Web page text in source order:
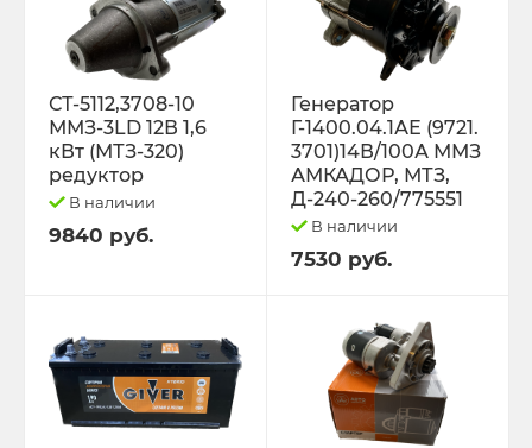
СТ-5112,3708-10
ММЗ-3LD 12В 1,6
кВт (МТЗ-320)
редуктор
В наличии
9840 руб.
Генератор
Г-1400.04.1АЕ (9721.
3701)14В/100А ММЗ
АМКАДОР, МТЗ,
Д-240-260/775551
В наличии
7530 руб.
Трактор МТЗ-1221 1522 1523 1025 2022.3
Д-260
Трактор МТЗ-320
Трактор МТЗ-82 Д-243 Д-245
Трактор Т-130,170
Трактор Т-25,Т-16 Т-30 Т-45 Т-2048
Трактор Т-40, ЛТЗ-55/60 (Д-144)